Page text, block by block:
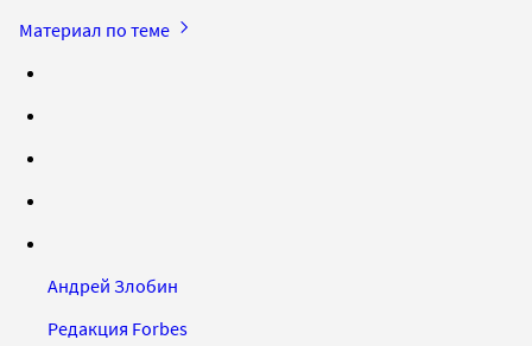
Материал по теме
Андрей Злобин
Редакция Forbes